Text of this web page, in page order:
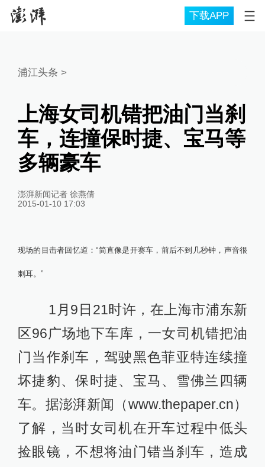
下载APP
浦江头条 >
上海女司机错把油门当刹
车，连撞保时捷、宝马等
多辆豪车
澎湃新闻记者 徐燕倩
2015-01-10 17:03
现场的目击者回忆道：“简直像是开赛车，前后不到几秒钟，声音很
刺耳。 ”
1月9日21时许，在上海市浦东新
区96广场地下车库，一女司机错把油
门当作刹车，驾驶黑色菲亚特连续撞
坏捷豹、保时捷、宝马、雪佛兰四辆
车。据澎湃新闻（www.thepaper.cn）
了解，当时女司机在开车过程中低头
捡眼镜，不想将油门错当刹车，造成